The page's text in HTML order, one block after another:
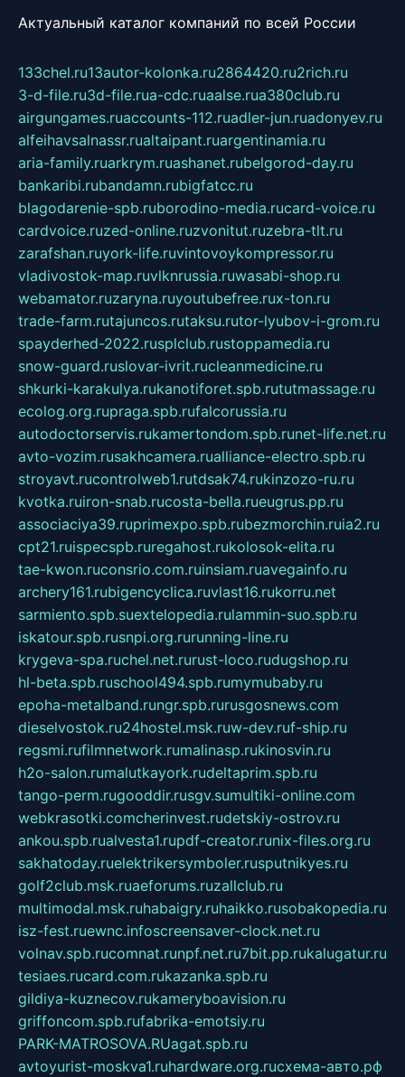
Актуальный каталог компаний по всей России
133chel.ru13autor-kolonka.ru2864420.ru2rich.ru
3-d-file.ru3d-file.rua-cdc.ruaalse.rua380club.ru
airgungames.ruaccounts-112.ruadler-jun.ruadonyev.ru
alfeihavsalnassr.rualtaipant.ruargentinamia.ru
aria-family.ruarkrym.ruashanet.rubelgorod-day.ru
bankaribi.rubandamn.rubigfatcc.ru
blagodarenie-spb.ruborodino-media.rucard-voice.ru
cardvoice.ruzed-online.ruzvonitut.ruzebra-tlt.ru
zarafshan.ruyork-life.ruvintovoykompressor.ru
vladivostok-map.ruvlknrussia.ruwasabi-shop.ru
webamator.ruzaryna.ruyoutubefree.rux-ton.ru
trade-farm.rutajuncos.rutaksu.rutor-lyubov-i-grom.ru
spayderhed-2022.rusplclub.rustoppamedia.ru
snow-guard.ruslovar-ivrit.rucleanmedicine.ru
shkurki-karakulya.rukanotiforet.spb.rututmassage.ru
ecolog.org.rupraga.spb.rufalcorussia.ru
autodoctorservis.rukamertondom.spb.runet-life.net.ru
avto-vozim.rusakhcamera.rualliance-electro.spb.ru
stroyavt.rucontrolweb1.rutdsak74.rukinzozo-ru.ru
kvotka.ruiron-snab.rucosta-bella.rueugrus.pp.ru
associaciya39.ruprimexpo.spb.rubezmorchin.ruia2.ru
cpt21.ruispecspb.ruregahost.rukolosok-elita.ru
tae-kwon.ruconsrio.com.ruinsiam.ruavegainfo.ru
archery161.rubigencyclica.ruvlast16.rukorru.net
sarmiento.spb.suextelopedia.rulammin-suo.spb.ru
iskatour.spb.rusnpi.org.rurunning-line.ru
krygeva-spa.ruchel.net.rurust-loco.rudugshop.ru
hl-beta.spb.ruschool494.spb.rumymubaby.ru
epoha-metalband.rungr.spb.rurusgosnews.com
dieselvostok.ru24hostel.msk.ruw-dev.ruf-ship.ru
regsmi.rufilmnetwork.rumalinasp.rukinosvin.ru
h2o-salon.rumalutkayork.rudeltaprim.spb.ru
tango-perm.rugooddir.rusgv.sumultiki-online.com
webkrasotki.comcherinvest.rudetskiy-ostrov.ru
ankou.spb.rualvesta1.rupdf-creator.runix-files.org.ru
sakhatoday.ruelektrikersymboler.rusputnikyes.ru
golf2club.msk.ruaeforums.ruzallclub.ru
multimodal.msk.ruhabaigry.ruhaikko.rusobakopedia.ru
isz-fest.ruewnc.infoscreensaver-clock.net.ru
volnav.spb.rucomnat.runpf.net.ru7bit.pp.rukalugatur.ru
tesiaes.rucard.com.rukazanka.spb.ru
gildiya-kuznecov.rukameryboavision.ru
griffoncom.spb.rufabrika-emotsiy.ru
PARK-MATROSOVA.RUagat.spb.ru
avtoyurist-moskva1.ruhardware.org.ruсхема-авто.рф